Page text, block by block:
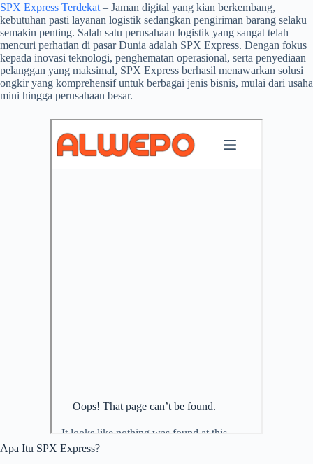
SPX Express Terdekat – Jaman digital yang kian berkembang,
kebutuhan pasti layanan logistik sedangkan pengiriman barang selaku
semakin penting. Salah satu perusahaan logistik yang sangat telah
mencuri perhatian di pasar Dunia adalah SPX Express. Dengan fokus
kepada inovasi teknologi, penghematan operasional, serta penyediaan
pelanggan yang maksimal, SPX Express berhasil menawarkan solusi
ongkir yang komprehensif untuk berbagai jenis bisnis, mulai dari usaha
mini hingga perusahaan besar.
Apa Itu SPX Express?